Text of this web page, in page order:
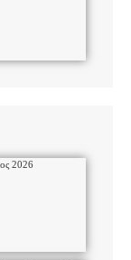
2026